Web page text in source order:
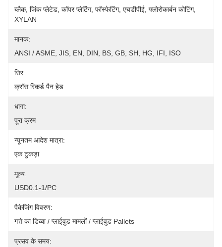
ब्लैक, जिंक प्लेटेड, कॉपर प्लेटिंग, फॉस्फेटिंग, एचडीपीई, फ्लोरोकार्बन कोटिंग,
XYLAN
मानक:
ANSI / ASME, JIS, EN, DIN, BS, GB, SH, HG, IFI, ISO
सिर:
क्रॉस रिकर्ड पैन हेड
धागा:
पूरा क्रम
न्यूनतम आदेश मात्रा:
एक टुकड़ा
मूल्य:
USD0.1-1/PC
पैकेजिंग विवरण:
गत्ते का डिब्बा / प्लाईवुड मामलों / प्लाईवुड Pallets
प्रसव के समय: